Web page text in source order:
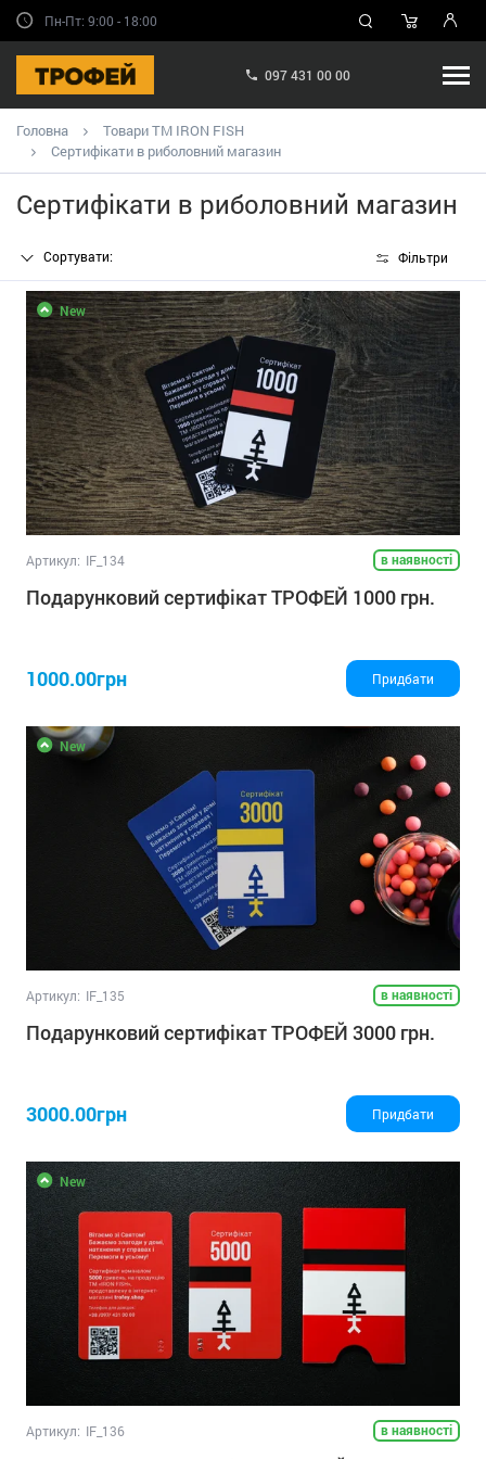
Пн-Пт: 9:00 - 18:00
097 431 00 00
Головна
Товари ТМ IRON FISH
Сертифікати в риболовний магазин
Сертифікати в риболовний магазин
Сортувати: Фільтри
New
Артикул: IF_134 в наявності
Подарунковий сертифікат ТРОФЕЙ 1000 грн.
1000.00грн Придбати
New
Артикул: IF_135 в наявності
Подарунковий сертифікат ТРОФЕЙ 3000 грн.
3000.00грн Придбати
New
Артикул: IF_136 в наявності